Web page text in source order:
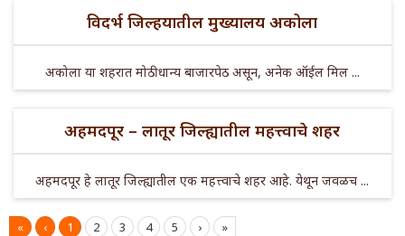
विदर्भ जिल्हयातील मुख्यालय अकोला
अकोला या शहरात मोठी धान्य बाजारपेठ असून, अनेक ऑईल मिल ...
अहमदपूर – लातूर जिल्ह्यातील महत्त्वाचे शहर
अहमदपूर हे लातूर जिल्ह्यातील एक महत्त्वाचे शहर आहे. येथून जवळच ...
« ‹ 1 2 3 4 5 › »